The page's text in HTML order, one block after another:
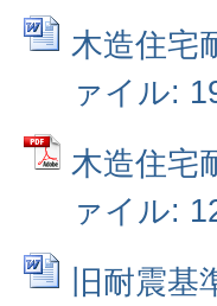
木造住宅
ァイル:
木造住宅
ァイル:
旧耐震